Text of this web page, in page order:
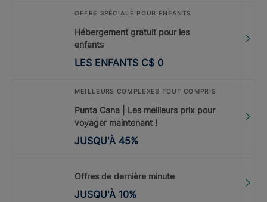
OFFRE SPÉCIALE POUR ENFANTS
Hébergement gratuit pour les
enfants
LES ENFANTS C$ 0
MEILLEURS COMPLEXES TOUT COMPRIS
Punta Cana | Les meilleurs prix pour
voyager maintenant !
JUSQU'À 45%
Offres de dernière minute
JUSQU'À 10%